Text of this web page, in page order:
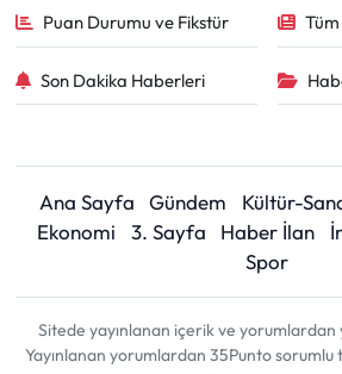
Puan Durumu ve Fikstür
Son Dakika Haberleri
Ana Sayfa Gündem Kültür-
Ekonomi
3. Sayfa Haber İlan
Spor
Sitede yayınlanan içerik ve yorumlardan
Yayınlanan yorumlardan 35Punto